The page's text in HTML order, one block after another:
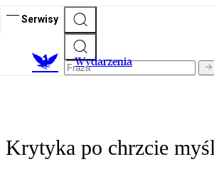
Serwisy
Wydarzenia
Krytyka po chrzcie